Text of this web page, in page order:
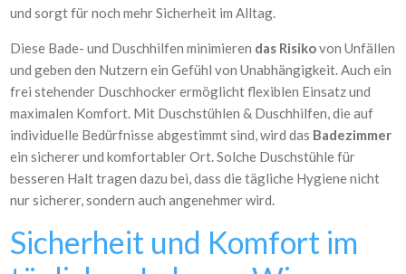
und sorgt für noch mehr Sicherheit im Alltag.
Diese Bade- und Duschhilfen minimieren das Risikovon Unfällen
und geben den Nutzern ein Gefühl von Unabhängigkeit. Auch ein
frei stehender Duschhocker ermöglicht flexiblen Einsatz und
maximalen Komfort. Mit Duschstühlen & Duschhilfen, die auf
individuelle Bedürfnisse abgestimmt sind, wird das Badezimmer
ein sicherer und komfortabler Ort. Solche Duschstühle für
besseren Halt tragen dazu bei, dass die tägliche Hygiene nicht
nur sicherer, sondern auch angenehmer wird.
Sicherheit und Komfort im